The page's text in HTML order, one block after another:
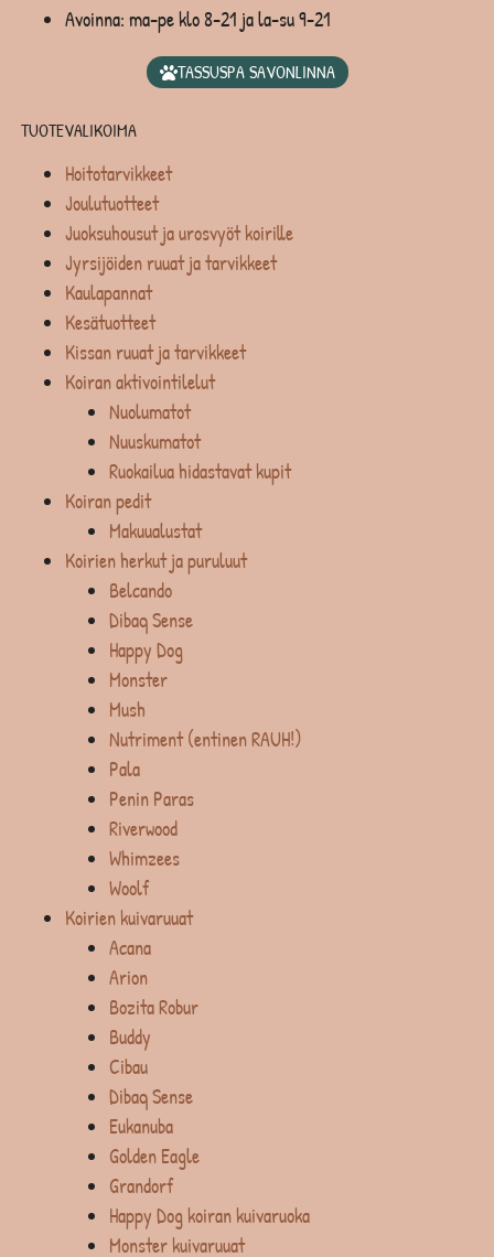
Avoinna: ma-pe klo 8-21 ja la-su 9-21
TASSUSPA SAVONLINNA
TUOTEVALIKOIMA
Hoitotarvikkeet
Joulutuotteet
Juoksuhousut ja urosvyöt koirille
Jyrsijöiden ruuat ja tarvikkeet
Kaulapannat
Kesätuotteet
Kissan ruuat ja tarvikkeet
Koiran aktivointilelut
Nuolumatot
Nuuskumatot
Ruokailua hidastavat kupit
Koiran pedit
Makuualustat
Koirien herkut ja puruluut
Belcando
Dibaq Sense
Happy Dog
Monster
Mush
Nutriment (entinen RAUH!)
Pala
Penin Paras
Riverwood
Whimzees
Woolf
Koirien kuivaruuat
Acana
Arion
Bozita Robur
Buddy
Cibau
Dibaq Sense
Eukanuba
Golden Eagle
Grandorf
Happy Dog koiran kuivaruoka
Monster kuivaruuat